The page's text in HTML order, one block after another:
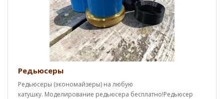
Редьюсеры
Редьюсеры (экономайзеры) на любую
катушку. Моделирование редьюсера бесплатно!Редьюсер